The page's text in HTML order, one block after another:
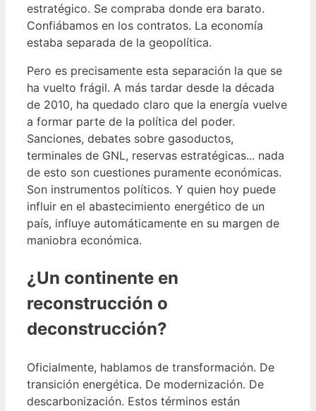
estratégico. Se compraba donde era barato.
Confiábamos en los contratos. La economía
estaba separada de la geopolítica.
Pero es precisamente esta separación la que se
ha vuelto frágil. A más tardar desde la década
de 2010, ha quedado claro que la energía vuelve
a formar parte de la política del poder.
Sanciones, debates sobre gasoductos,
terminales de GNL, reservas estratégicas... nada
de esto son cuestiones puramente económicas.
Son instrumentos políticos. Y quien hoy puede
influir en el abastecimiento energético de un
país, influye automáticamente en su margen de
maniobra económica.
¿Un continente en
reconstrucción o
deconstrucción?
Oficialmente, hablamos de transformación. De
transición energética. De modernización. De
descarbonización. Estos términos están